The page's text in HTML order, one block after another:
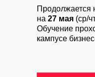
Продолжается
на 27 мая (ср/
Обучение
кампусе